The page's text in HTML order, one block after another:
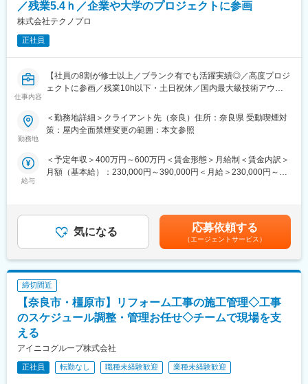
「やりたいことを叶えたい」「これから技術を身につけたい」──
そんな想いに応える多彩な案件と教育制度を用意。学習成果や資
格取得は昇給・キャリアアップに正当反映されます。取引先4,800
社以上の実績、充実した福利厚生、平均残業20H・高い有休取得
■ BREXA Technologyが選ばれる理由
からスタート。豊富な案件とキャリアパスで、自分に合う道を選
べます。
（2）学習が評価・昇給につながる制度
資格取得や技術力向上への取り組みを正当に評価。努力がキャリ
取引先4,800社以上。幅広い業界・技術領域の案件があり、市場価
値の高いエンジニアを目指せます。
（4）生活まで支える充実の福利厚生
社宅・借上寮（家賃50％補助）、引越費用会社負担、残業代1分
単位支給など、安心して働ける制度が充実。
（5）ワークライフバランス重視
有休取得率は国内平均より28％高く、平均残業は月20時間。学習
／残業5.4ｈ／企業や大学のプロジェクトに参画
株式会社テクノプロ
正社員
仕事内容
【社員の8割が修士以上／ブランク有でも活躍実績◎／高度プロジ
ェクトに参画／残業10h以下・土日祝休／国内最大級技術アウト
■業務概要【変更の範囲：会社の定める業務】
働くことが可能です。
【プロジェクト実績】
・半導体、電子部品の試作、評価業務
・マテリアルズ・インフォマティクス（MI）を使った素材・商品
開発
プロジェクト先は大手メーカーを含む民間企業を始め、大学、公
的研究機関等多岐に渡ります。
■キャリア
入社後は経験と希望に考慮してプロジェクト先の研究開発員とし
て就業いただきます。プロジェクトは数年ごとに変わるため、
トに長期に携わる社員もいます。将来的にはプロジェクト先での
就業のみならず、自社ラボでの研究開発や研究開発員のサポート
にも挑戦可能です。
勤務地
＜勤務地詳細＞クライアント先（奈良）住所：奈良県 受動喫煙対
策：屋内全面禁煙変更の範囲：本文参照
給与
＜予定年収＞400万円～600万円＜賃金形態＞月給制＜賃金内訳＞
月額（基本給）：230,000円～390,000円＜月給＞230,000円～
はあくまでも目安の金額であり、選考を通じて上下する可能性が
あります。月給(月額)は固定手当を含めた表記です。
気になる 応募依頼する
（エージェントサービス）
締切間近
【奈良市・橿原市】リフォーム工事の施工管理◇工事
のスケジュール調整・管理お任せ◇チームで現場を支
える
アイニコグループ株式会社
正社員 転勤なし 職種未経験歓迎 業種未経験歓迎